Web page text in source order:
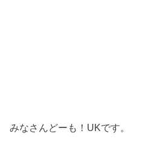
みなさんどーも！UKです。